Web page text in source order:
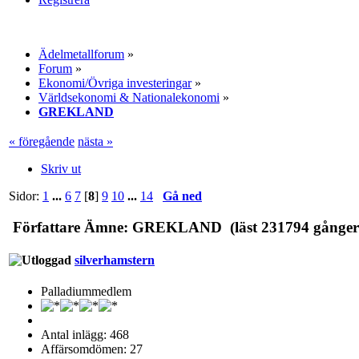
Ädelmetallforum »
Forum »
Ekonomi/Övriga investeringar»
Världsekonomi & Nationalekonomi »
GREKLAND
« föregående nästa »
Skriv ut
Sidor: 1 ... 6 7 [8] 9 10 ... 14 Gå ned
Författare Ämne: GREKLAND (läst 231794
silverhamstern
Palladiummedlem
Antal inlägg: 468
Affärsomdömen: 27